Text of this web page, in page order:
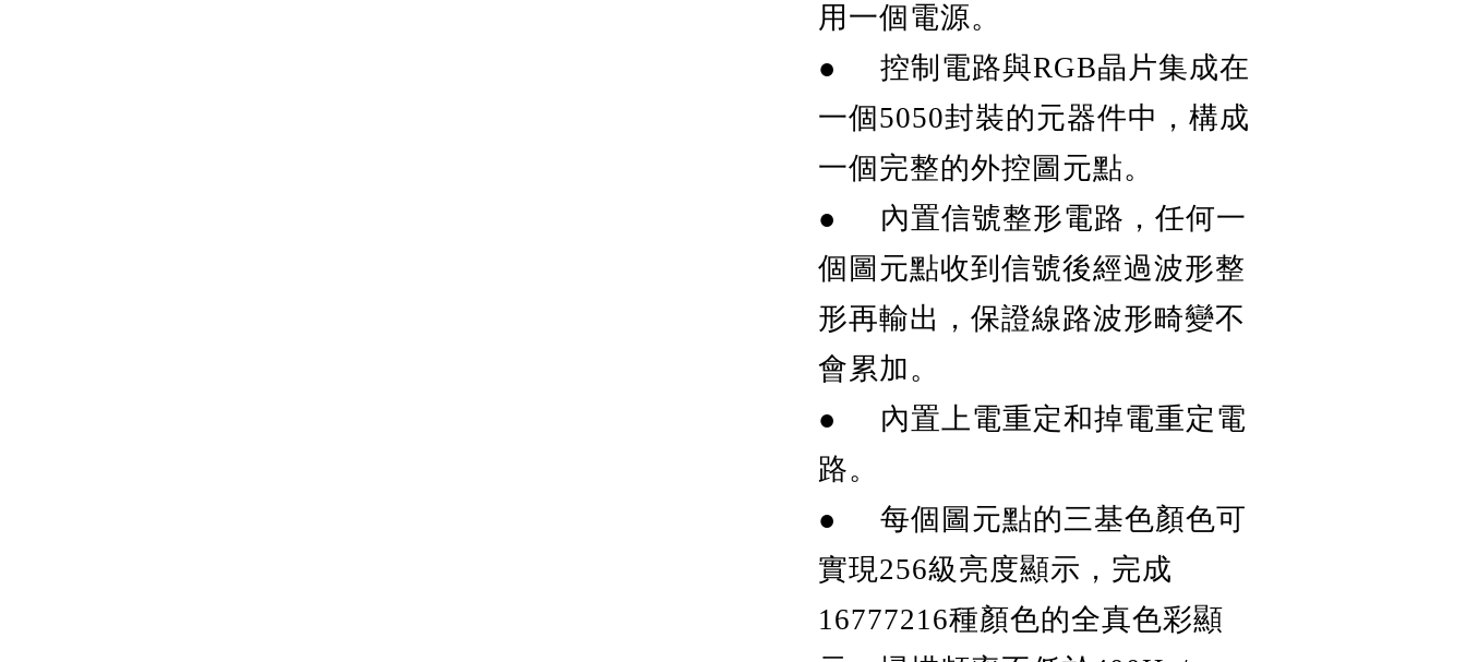
用一個電源。
● 控制電路與RGB晶片集成在
一個5050封裝的元器件中，構成
一個完整的外控圖元點。
● 內置信號整形電路，任何一
個圖元點收到信號後經過波形整
形再輸出，保證線路波形畸變不
會累加。
● 內置上電重定和掉電重定電
路。
● 每個圖元點的三基色顏色可
實現256級亮度顯示，完成
16777216種顏色的全真色彩顯